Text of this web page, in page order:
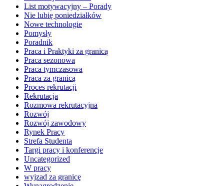
List motywacyjny – Porady
Nie lubię poniedziałków
Nowe technologie
Pomysły
Poradnik
Praca i Praktyki za granicą
Praca sezonowa
Praca tymczasowa
Praca za granicą
Proces rekrutacji
Rekrutacja
Rozmowa rekrutacyjna
Rozwój
Rozwój zawodowy
Rynek Pracy
Strefa Studenta
Targi pracy i konferencje
Uncategorized
W pracy
wyjzad za granicę